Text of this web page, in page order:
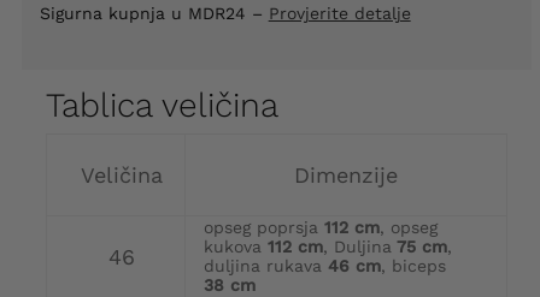
Sigurna kupnja u MDR24 – Provjerite detalje
Tablica veličina
Veličina Dimenzije
46
opseg poprsja 112 cm, opseg
kukova 112 cm, Duljina 75 cm,
duljina rukava 46 cm, biceps
38 cm